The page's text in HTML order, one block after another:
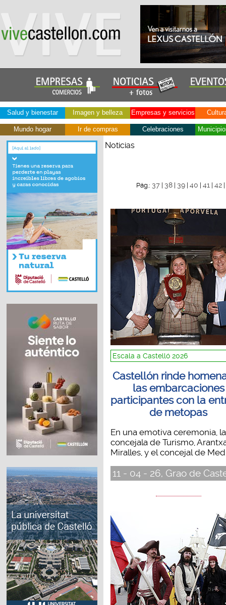
Salud y bienestar Imagen y belleza Empresas y servicios
Mundo hogar Ir de compras Celebraciones
Noticias
Pág.: 37 38 39 40 41 42
Escala a Castelló 2026
Castellón rinde
las embarcaciones
participantes con la
de metopas
En una emotiva ceremonia, la
concejala de Turismo,
Miralles, y el concejal de
11 - 04 - 26, Grao de